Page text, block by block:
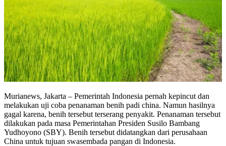
Murianews, Jakarta – Pemerintah Indonesia pernah kepincut dan
melakukan uji coba penanaman benih padi china. Namun hasilnya
gagal karena, benih tersebut terserang penyakit. Penanaman tersebut
dilakukan pada masa Pemerintahan Presiden Susilo Bambang
Yudhoyono (SBY). Benih tersebut didatangkan dari perusahaan
China untuk tujuan swasembada pangan di Indonesia.